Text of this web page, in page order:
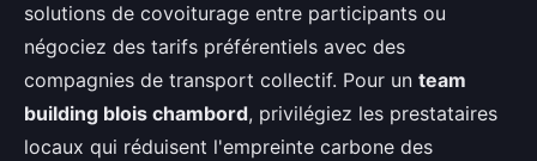
solutions de covoiturage entre participants ou
négociez des tarifs préférentiels avec des
compagnies de transport collectif. Pour un team
building blois chambord, privilégiez les prestataires
locaux qui réduisent l'empreinte carbone des